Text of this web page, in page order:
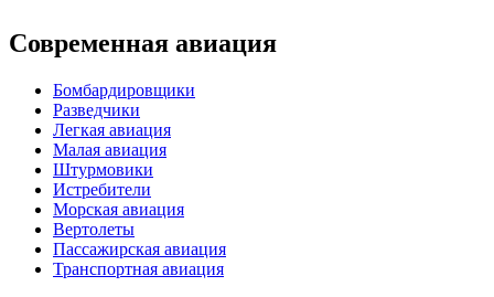
Современная авиация
Бомбардировщики
Разведчики
Легкая авиация
Малая авиация
Штурмовики
Истребители
Морская авиация
Вертолеты
Пассажирская авиация
Транспортная авиация